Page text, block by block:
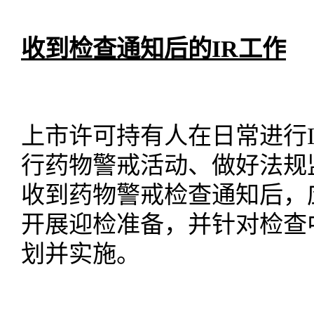
收到检查通知后的IR工作
上市许可持有人在日常进行
行药物警戒活动、做好法
收到药物警戒检查通知后
开展迎检准备，并针对检
划并实施。